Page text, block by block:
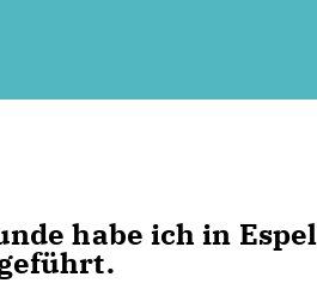
habe ich in